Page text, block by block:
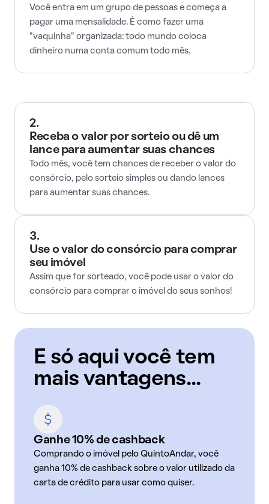
Você entra em um grupo de pessoas e começa a
pagar uma mensalidade. É como fazer uma
"vaquinha" organizada: todo mundo coloca
dinheiro numa conta comum todo mês.
2.
Receba o valor por sorteio ou dê um
lance para aumentar suas chances
Todo mês, você tem chances de receber o valor do
consórcio, pelo sorteio simples ou dando lances
para aumentar suas chances.
3.
Use o valor do consórcio para comprar
seu imóvel
Assim que for sorteado, você pode usar o valor do
consórcio para comprar o imóvel do seus sonhos!
E só aqui você tem
mais vantagens...
Ganhe 10% de cashback
Comprando o imóvel pelo QuintoAndar, você
ganha 10% de cashback sobre o valor utilizado da
carta de crédito para usar como quiser.